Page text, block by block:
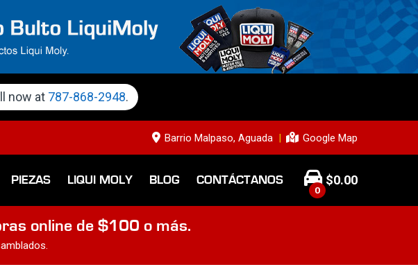
now at 787-868-2948.
Barrio Malpaso, Aguada Google Map
PIEZAS LIQUI MOLY BLOG CONTÁCTANOS
0
$0.00
online de $100 o más.